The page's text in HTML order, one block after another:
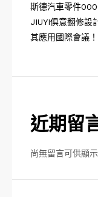
斯德汽車零件
JIUYI俱意翻修設
其應用國際會議！
近期留
尚無留言可供顯示